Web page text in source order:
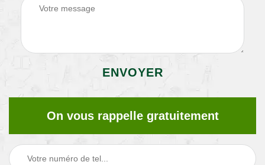
On vous rappelle gratuitement